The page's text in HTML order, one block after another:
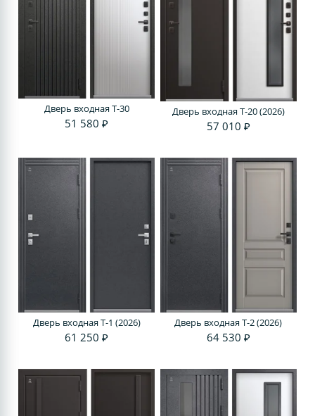
Дверь входная T-30
51 580 ₽
Дверь входная T-20 (2026)
57 010 ₽
Дверь входная T-1 (2026)
61 250 ₽
Дверь входная T-2 (2026)
64 530 ₽